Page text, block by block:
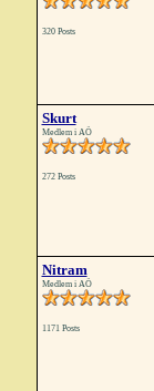
320 Posts
Skurt
Medlem i AÖ
272 Posts
Nitram
Medlem i AÖ
1171 Posts